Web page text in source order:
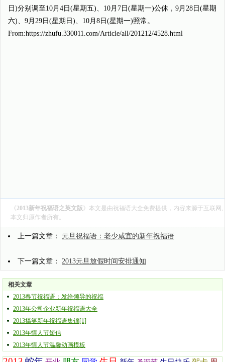
日)分别调至10月4日(星期五)、10月7日(星期一)公休，9月28日(星期
六)、9月29日(星期日)、10月8日(星期一)照常。
From:https://zhufu.330011.com/Article/all/201212/4528.html
《2013新年祝福语之英文版》本文是由祝福语大全免费提供，内容来源于互联网,
本文归原作者所有。
上一篇文章： 元旦祝福语：老少咸宜的新年祝福语
下一篇文章： 2013元旦放假时间安排通知
相关文章
2013春节祝福语：发给领导的祝福
2013年公司企业新年祝福语大全
2013搞笑新年祝福语集锦[1]
2013年情人节短信
2013年情人节温馨动画模板